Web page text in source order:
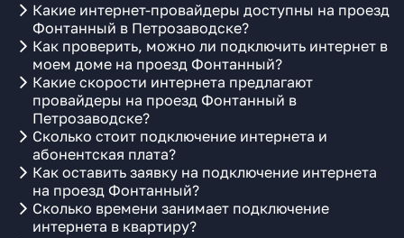
Какие интернет-провайдеры доступны на проезд
Фонтанный в Петрозаводске?
Как проверить, можно ли подключить интернет в
моем доме на проезд Фонтанный?
Какие скорости интернета предлагают
провайдеры на проезд Фонтанный в
Петрозаводске?
Сколько стоит подключение интернета и
абонентская плата?
Как оставить заявку на подключение интернета
на проезд Фонтанный?
Сколько времени занимает подключение
интернета в квартиру?